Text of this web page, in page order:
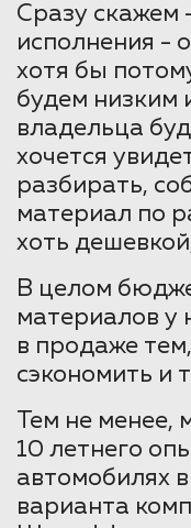
Сразу
исполнения -
хотя бы
будем низким
владельца
хочется
разбирать,
материал по
хоть
В целом
материалов у
в продаже
сэкономить и
Тем не менее,
10 летнего
автомобилях
варианта